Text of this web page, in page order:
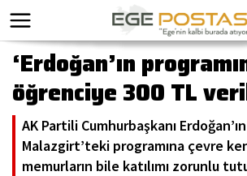
‘Erdoğan’ın
öğrenciye 300 TL
AK Partili Cumhurbaşkanı
Malazgirt’teki programına çevre
memurların bile katılımı zorunlu